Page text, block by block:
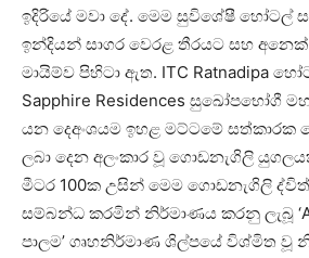
ඉදිරියේ මවා දේ. මෙම සුවිශේෂී හෝටල්
ඉන්දියන් සාගර වෙරළ තීරයට සහ
මායිම්ව පිහිටා ඇත. ITC Ratnadipa
Sapphire Residences සුඛෝපභෝගී
යන දෙඅංශයම ඉහළ මට්ටමේ සත්කාරක
ලබා දෙන අලංකාර වූ ගොඩනැගිලි
මීටර 100ක උසින් මෙම ගොඩනැගිලි
සම්බන්ධ කරමින් නිර්මාණය කරනු ලැබූ
පාලම’ ගෘහනිර්මාණ ශිල්පයේ විශ්මිත වූ